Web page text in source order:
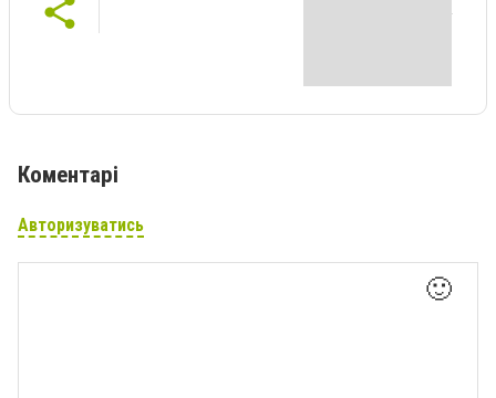
Коментарі
Авторизуватись
🙂